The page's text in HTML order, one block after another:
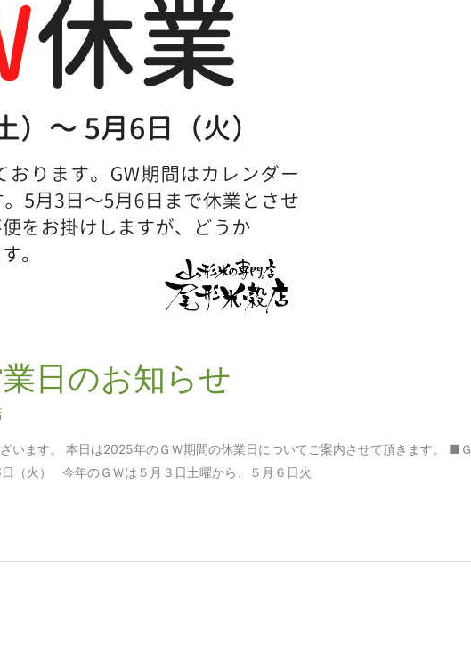
日のお知らせ
います。 本日は2025年のＧＷ期間の休業日についてご案内させて頂きます。 ■Ｇ
（火） 今年のＧＷは５月３日土曜から、５月６日火